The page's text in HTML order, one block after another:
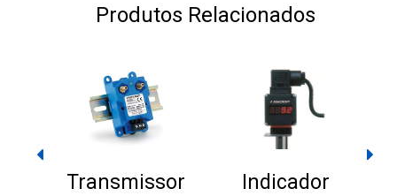
Produtos Relacionados
Transmissor
Indicador